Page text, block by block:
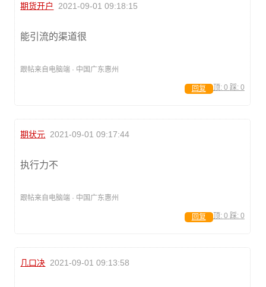
期货开户 2021-09-01 09:18:15
能引流的渠道很
跟帖来自电脑端 · 中国广东惠州
顶: 0 踩: 0
回复
期状元 2021-09-01 09:17:44
执行力不
跟帖来自电脑端 · 中国广东惠州
顶: 0 踩: 0
回复
几口决 2021-09-01 09:13:58